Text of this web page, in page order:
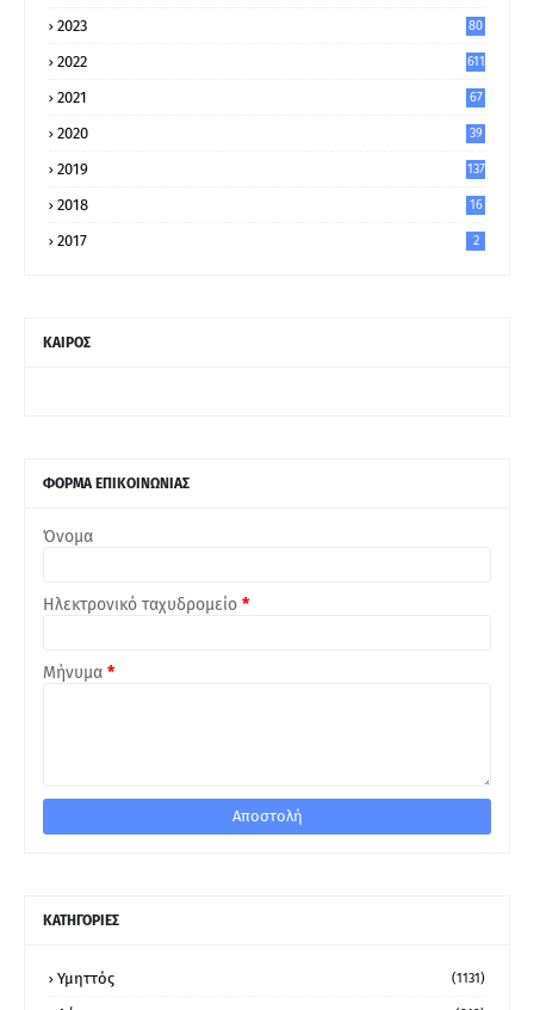
2023
80
2022 611
2021
67
2020
39
2019 137
2018 16
2017 2
ΚΑΙΡΟΣ
ΦΟΡΜΑ ΕΠΙΚΟΙΝΩΝΙΑΣ
Όνομα
Ηλεκτρονικό ταχυδρομείο *
Μήνυμα *
ΚΑΤΗΓΟΡΙΕΣ
Υμηττός (1131)